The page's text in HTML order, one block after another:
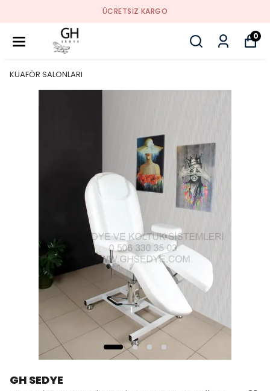
ÜCRETSIZ KARGO
0
KUAFÖR SALONLARI
GH SEDYE